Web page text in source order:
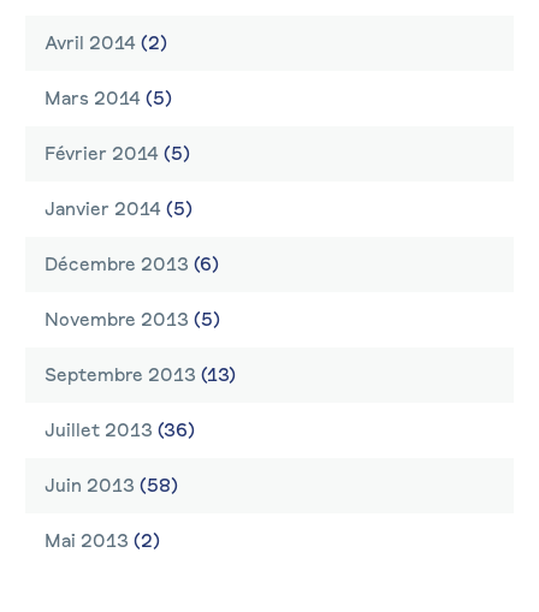
Avril 2014 (2)
Mars 2014 (5)
Février 2014 (5)
Janvier 2014 (5)
Décembre 2013 (6)
Novembre 2013 (5)
Septembre 2013 (13)
Juillet 2013 (36)
Juin 2013 (58)
Mai 2013 (2)